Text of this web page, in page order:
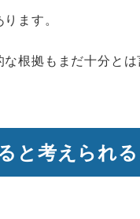
ます。
根拠もまだ十分とは
と考えられ